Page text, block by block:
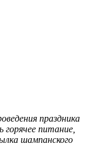
праздника
питание,
шампанского